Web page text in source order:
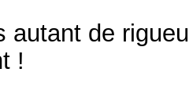
autant de
!